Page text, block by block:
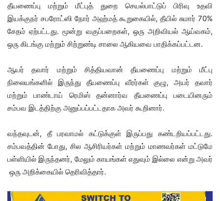
தீயணைப்பு மற்றும் மீட்புத் துறை செயல்பாட்டுப் பிரிவு உதவி
இயக்குநர் சபரோட்ஸி நோர் அஹ்மத் கூறுகையில், தீயில் சுமார் 70%
சேதம் ஏற்பட்டது. மூன்று வகுப்பறைகள், ஒரு அறிவியல் ஆய்வகம்,
ஒரு கிடங்கு மற்றும் சிற்றுண்டி சாலை ஆகியவை பாதிக்கப்பட்டன.
ஆயர் தவார் மற்றும் சித்தியவான் தீயணைப்பு மற்றும் மீட்பு
நிலையங்களில் இருந்து தீயணைப்பு வீரர்கள் குழு, அயர் தவார்
மற்றும் பாண்டாய் ரெமிஸ் தன்னார்வ தீயணைப்பு படையினரும்
சம்பவ இடத்திற்கு அனுப்பப்பட்டதாக அவர் கூறினார்.
வந்தவுடன், தீ பரவாமல் கட்டுக்குள் இருப்பது கண்டறியப்பட்டது.
சம்பவத்தின் போது, ​​சில ஆசிரியர்கள் மற்றும் மாணவர்கள் மட்டுமே
பள்ளியில் இருந்தனர், மேலும் காயங்கள் எதுவும் இல்லை என்று அவர்
ஒரு அறிக்கையில் தெரிவித்தார்.